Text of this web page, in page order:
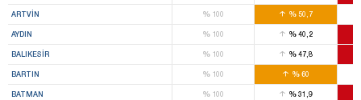
ARTVIN %100 %50,7
AYDIN %100 %40,2
BALIKESIR %100 %47,8
BARTIN %100 %60
BATMAN %100 %31,9